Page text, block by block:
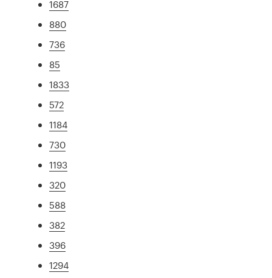
1687
880
736
85
1833
572
1184
730
1193
320
588
382
396
1294